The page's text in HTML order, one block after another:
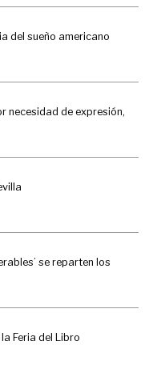
del sueño americano
necesidad de expresión,
se reparten los
Feria del Libro